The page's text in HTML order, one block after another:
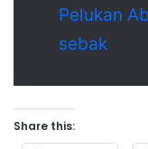
Pelukan
sebak
Share this: